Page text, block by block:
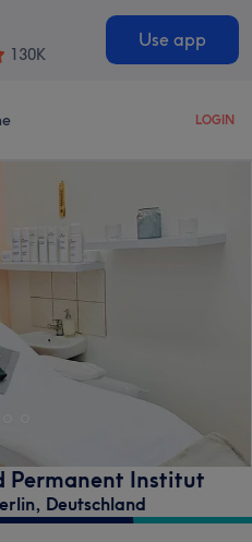
130K
Use app
LOGIN
Permanent Institut
Deutschland